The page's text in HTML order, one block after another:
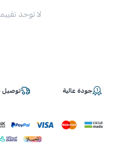
لا توجد
جودة عالية توصيل